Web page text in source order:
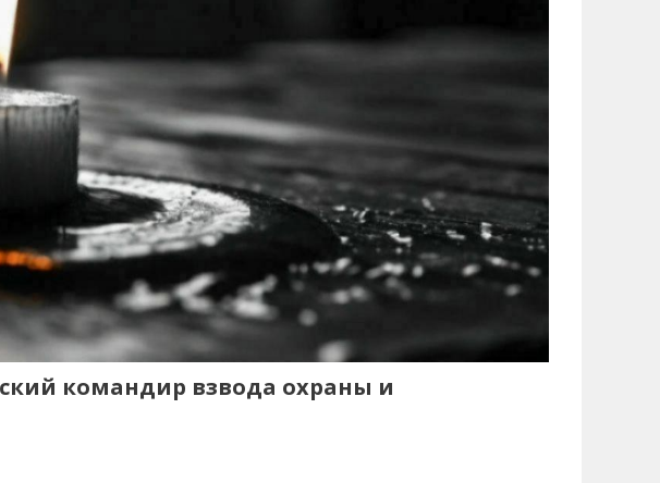
командир взвода охраны и